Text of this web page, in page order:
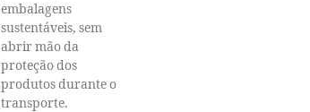
embalagens
sustentáveis, sem
abrir mão da
proteção dos
produtos durante o
transporte.